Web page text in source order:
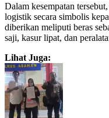
Dalam kesempatan
logistik secara simbolis
diberikan meliputi beras
saji, kasur lipat, dan
Lihat Juga: